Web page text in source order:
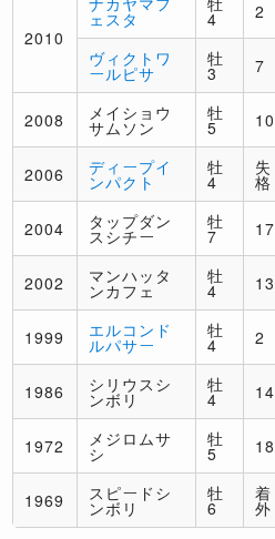
2010
ェスタ 4 2
ヴィクトワ
ールピサ
牡
3 7
2008 メイショウ
サムソン
牡
5 10
2006 ディープイ
ンパクト
牡
4
失
格
2004 タップダン
スシチー
牡
7 17
2002 マンハッタ
ンカフェ
牡
4 13
1999 エルコンド
ルパサー
牡
4 2
1986 シリウスシ
ンボリ
牡
4 14
1972 メジロムサ
シ
牡
5 18
1969 スピードシ
ンボリ
牡
6
着
外